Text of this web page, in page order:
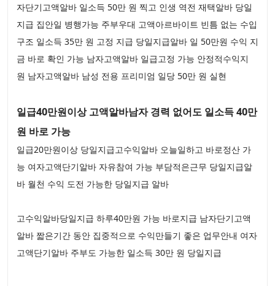
자단기고액알바 일소득 50만 원 찍고 인생 역전 재택알바 당일
지급 집안일 병행가능 주부우대 고액아르바이트 빈틈 없는 수입
구조 일소득 35만 원 고정 지급 당일지급알바 일 50만원 수익 지
금 바로 확인 가능 남자고액알바 일급고정 가능 안정적수익지
원 남자고액알바 남성 전용 프리미엄 일당 50만 원 실현
일급40만원이상 고액알바남자 경력 없어도 일소득 40만
원 바로 가능
일급20만원이상 당일지급고수익알바 오늘일하고 바로정산 가
능 여자고액단기알바 자유참여 가능 부담적은근무 당일지급알
바 월천 수익 도전 가능한 당일지급 알바
고수익알바당일지급 하루40만원 가능 바로지급 남자단기고액
알바 짧은기간 동안 집중적으로 수익만들기 좋은 업무안내 여자
고액단기알바 주부도 가능한 일소득 30만 원 당일지급